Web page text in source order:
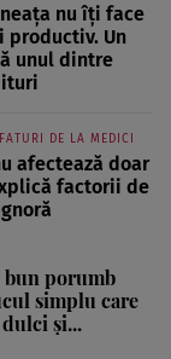
nu îți face
productiv. Un
unul dintre
DE LA MEDICI
afectează doar
factorii de
bun porumb
simplu care
dulci și...